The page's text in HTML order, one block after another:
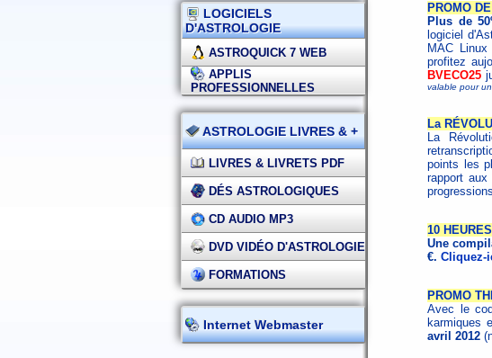
LOGICIELS
D'ASTROLOGIE
ASTROQUICK 7 WEB
APPLIS
PROFESSIONNELLES
ASTROLOGIE LIVRES & +
LIVRES & LIVRETS PDF
DÉS ASTROLOGIQUES
CD AUDIO MP3
DVD VIDÉO D'ASTROLOGIE
FORMATIONS
Internet Webmaster
PROMO
Plus de
logiciel
MAC
profitez
BVECO25
valable pour
La
La
points les
rapport
10
Une
€. Cliquez-
PROMO
Avec le
karmiques
avril 2012